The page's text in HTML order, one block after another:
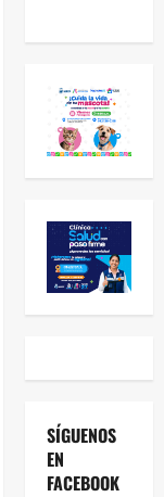
SÍGUENOS
EN
FACEBOOK